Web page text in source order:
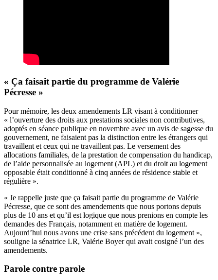
« Ça faisait partie du programme de Valérie
Pécresse »
Pour mémoire, les deux amendements LR visant à conditionner
« l’ouverture des droits aux prestations sociales non contributives,
adoptés en séance publique en novembre avec un avis de sagesse du
gouvernement, ne faisaient pas la distinction entre les étrangers qui
travaillent et ceux qui ne travaillent pas. Le versement des
allocations familiales, de la prestation de compensation du handicap,
de l’aide personnalisée au logement (APL) et du droit au logement
opposable était conditionné à cinq années de résidence stable et
régulière ».
« Je rappelle juste que ça faisait partie du programme de Valérie
Pécresse, que ce sont des amendements que nous portons depuis
plus de 10 ans et qu’il est logique que nous prenions en compte les
demandes des Français, notamment en matière de logement.
Aujourd’hui nous avons une crise sans précédent du logement »,
souligne la sénatrice LR, Valérie Boyer qui avait cosigné l’un des
amendements.
Parole contre parole